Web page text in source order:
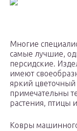
Многие
самые лучшие,
персидские.
имеют
яркий
примечательны
растения, птицы
Ковры